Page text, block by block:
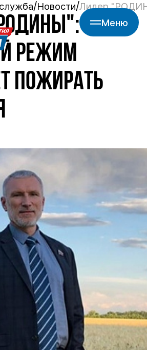
Меню
Новости Лидер
РЕЖИМ
ПОЖИРАТЬ